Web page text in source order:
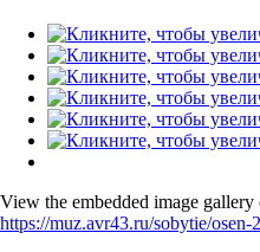
View the embedded image gallery
https://muz.avr43.ru/sobytie/